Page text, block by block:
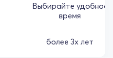
Выбирайте удобное
время
более 3х лет